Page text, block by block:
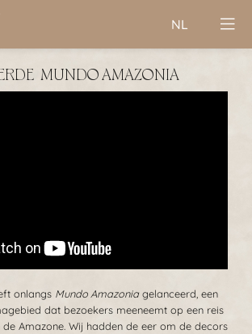
NL
| MUNDO AMAZONIA
onlangs Mundo Amazoniagelanceerd, een
dat bezoekers meeneemt op een reis
Amazone. Wij hadden de eer om de decors